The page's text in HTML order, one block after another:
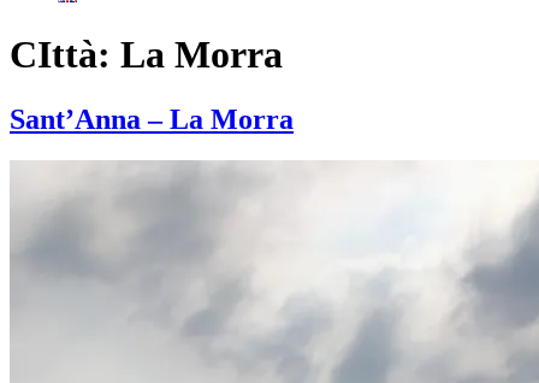
CIttà: La Morra
Sant’Anna – La Morra